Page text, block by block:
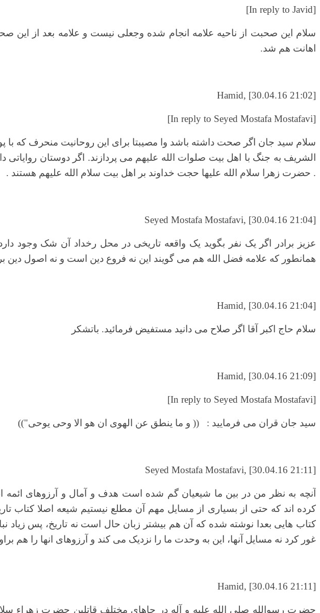
[In reply to Javid]
سلام این صحبت از ناحیه علامه انجام شده وجعلی نیست و علامه بعد از این
اهانت هم شد.
Hamid, [30.04.16 21:02]
[In reply to Seyed Mostafa Mostafavi]
سلام سید جان اگر صحت داشته باشد وا مصیبتا برای این روحانیت منحرف که با
الشریف به جنگ با اهل بیت صلوات الله علیهم می پردازند. اگر دوستان
. حضرت زهرا سلام الله علیها حجت خداوند بر اهل بیت سلام الله علیهم هستند .
Seyed Mostafa Mostafavi, [30.04.16 21:04]
عزیز برادر اگر یک نفر بگوید یک واقعه تاریخی در محل رخداد آن شک وجود
همانطور که علامه فضل الله هم می گویند این نه فروع دین است و نه اصول دین
Hamid, [30.04.16 21:04]
سلام حاج اکبر آقا اگر صلاح می دانید مستفیض فرمائید. باتشکر
Hamid, [30.04.16 21:09]
[In reply to Seyed Mostafa Mostafavi]
سید جان قران می فرمایید : (( و ما ینطق عن الهوی ان هو الا وحی یوحی"))
Seyed Mostafa Mostafavi, [30.04.16 21:11]
آنچه به نظر من در بین ما شیعیان گم شده است هدف و آمال و آرزوهای ائمه
کرده اند که حتی از بسیاری از مسایل مهم آن مطلع نیستیم شیعه اصلا کتاب
کتاب هایی بعدا نوشته شده که آن هم بیشتر زبان حال است نه تاریخ، پس زیاد
غور کرد نه مسایل آنها، این به وحدت ما را نزدیک می کند و آرزوهای انها را هم
Hamid, [30.04.16 21:11]
حضرت رسوالله صلی الله علیه و آله در جاهای مختلف قاتلین حضرت زهراء سلام